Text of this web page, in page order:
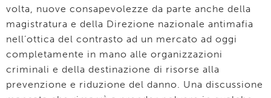
volta, nuove consapevolezze da parte anche della
magistratura e della Direzione nazionale antimafia
nell’ottica del contrasto ad un mercato ad oggi
completamente in mano alle organizzazioni
criminali e della destinazione di risorse alla
prevenzione e riduzione del danno. Una discussione